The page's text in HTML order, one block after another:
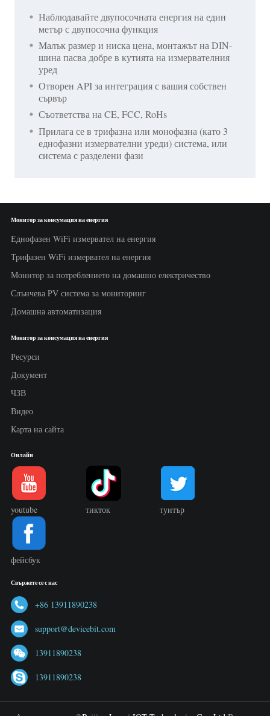
Наблюдавайте двупосочната енергия на един
метър с двупосочна функция
Малък размер и ниска цена, монтажът на DIN-
шина пасва добре в кутията на измервателния
уред
Отворен API за интеграция с вашия собствен
сървър
Съответства на CE, FCC, RoHs
Прилага се в трифазна или монофазна (като 3
еднофазни измервателни уреди) система, или
система с разделени фази
Монитор за консумация на енергия
Еднофазен WiFi измервател на енергия
Трифазен WiFi измервател на енергия
Монитор за потреблението на домашно електричество
Слънчева PV система за мониторинг
Домашна автоматизация
Монитор за консумация на енергия
Ресурси
Документ
ЧЗВ
Видео
Карта на сайта
Онлайн
youtube тикток туитър
фейсбук
Свържете се с нас
+86 13911890238
support@devicebit.com
13911890238
13911890238